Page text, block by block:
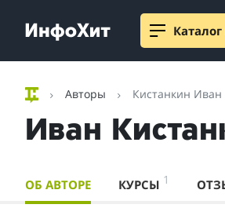
Авторы Кистанкин Иван
Иван
ОБ АВТОРЕ КУРСЫ 1